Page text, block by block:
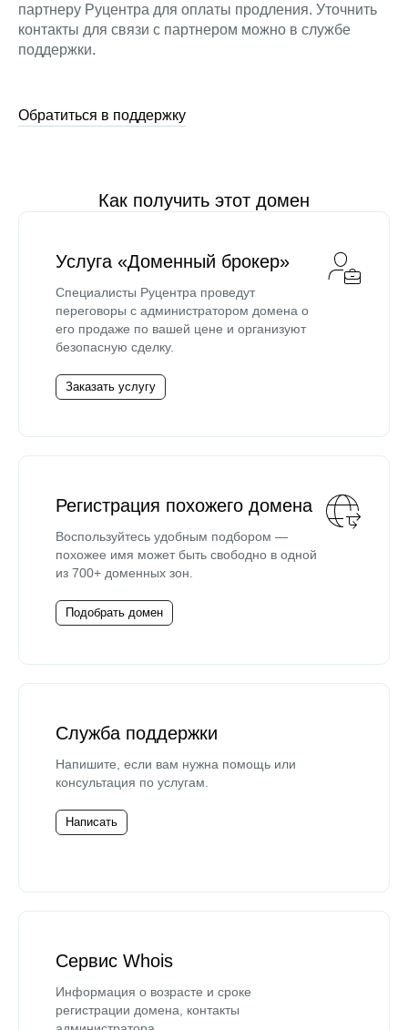
партнеру Руцентра для оплаты продления. Уточнить
контакты для связи с партнером можно в службе
поддержки.
Обратиться в поддержку
Как получить этот домен
Услуга «Доменный брокер»
Специалисты Руцентра проведут
переговоры с администратором домена о
его продаже по вашей цене и организуют
безопасную сделку.
Заказать услугу
Регистрация похожего домена
Воспользуйтесь удобным подбором —
похожее имя может быть свободно в одной
из 700+ доменных зон.
Подобрать домен
Служба поддержки
Напишите, если вам нужна помощь или
консультация по услугам.
Написать
Сервис Whois
Информация о возрасте и сроке
регистрации домена, контакты